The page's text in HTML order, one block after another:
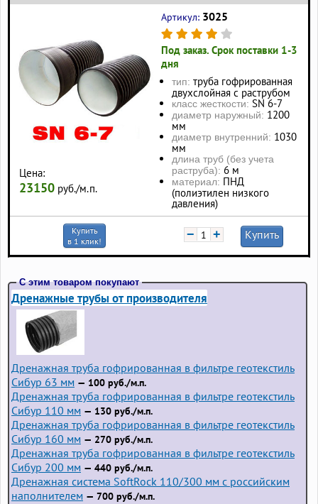
Цена:
23150 руб./м.п.
Артикул: 3025
Под заказ. Срок поставки 1-3
дня
тип: труба гофрированная
двухслойная с раструбом
класс жесткости: SN 6-7
диаметр наружный: 1200
мм
диаметр внутренний: 1030
мм
длина труб (без учета
раструба): 6 м
материал: ПНД
(полиэтилен низкого
давления)
Купить
в 1 клик!
− + Купить
С этим товаром покупают
Дренажные трубы от производителя
Дренажная труба гофрированная в фильтре геотекстиль
Сибур 63 мм — 100 руб./м.п.
Дренажная труба гофрированная в фильтре геотекстиль
Сибур 110 мм — 130 руб./м.п.
Дренажная труба гофрированная в фильтре геотекстиль
Сибур 160 мм — 270 руб./м.п.
Дренажная труба гофрированная в фильтре геотекстиль
Сибур 200 мм — 440 руб./м.п.
Дренажная система SoftRock 110/300 мм с российским
наполнителем — 700 руб./м.п.